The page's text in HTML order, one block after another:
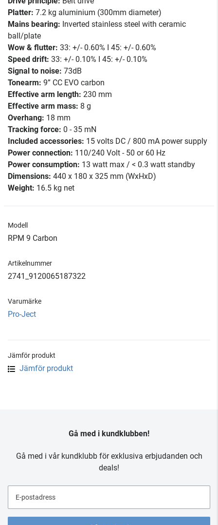
Platter: 7.2 kg aluminium (300mm diameter)
Mains bearing: Inverted stainless steel with ceramic
ball/plate
Wow & flutter: 33: +/- 0.60% I 45: +/- 0.60%
Speed drift: 33: +/- 0.10% I 45: +/- 0.10%
Signal to noise: 73dB
Tonearm: 9” CC EVO carbon
Effective arm length: 230 mm
Effective arm mass: 8 g
Overhang: 18 mm
Tracking force: 0 - 35 mN
Included accessories: 15 volts DC / 800 mA power supply
Power connection: 110/240 Volt - 50 or 60 Hz
Power consumption: 13 watt max / < 0.3 watt standby
Dimensions: 440 x 180 x 325 mm (WxHxD)
Weight: 16.5 kg net
Modell
RPM 9 Carbon
Artikelnummer
2741_9120065187322
Varumärke
Pro-Ject
Jämför produkt
Jämför produkt
Gå med i kundklubben!
Gå med i vår kundklubb för exklusiva erbjudanden och
deals!
E-postadress